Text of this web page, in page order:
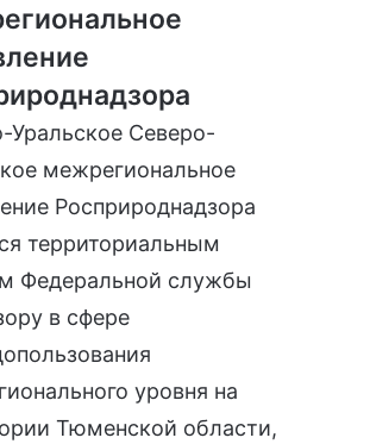
Уральское Северо-
межрегиональное
Росприроднадзора
территориальным
Федеральной службы
в сфере
уровня на
Тюменской области,